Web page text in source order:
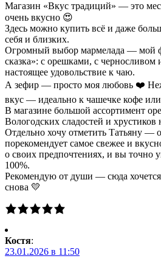
Магазин «Вкус традиций» — это
очень вкусно 😍
Здесь можно купить всё и даже
себя и близких.
Огромный выбор мармелада — мой
сказка»: с орешками, с
настоящее удовольствие к чаю.
А зефир — просто моя любовь ❤️
вкус — идеально к чашечке кофе или
В магазине большой ассортимент
Вологодских сладостей и хрустиков
Отдельно хочу отметить Татьяну —
порекомендует самое свежее и
о своих предпочтениях, и вы точно
100%.
Рекомендую от души — сюда хочется
снова 💛
Костя:
23.01.2026 в 11:50